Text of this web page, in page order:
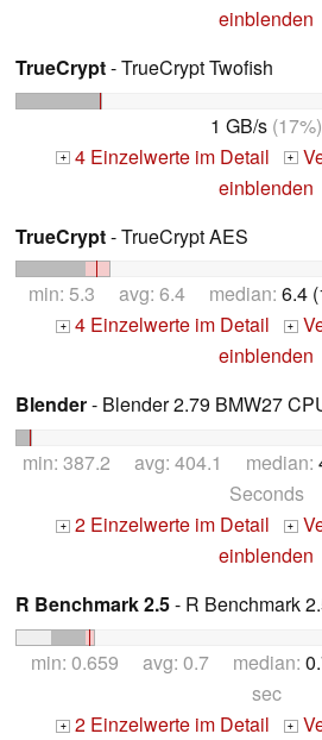
einblenden
TrueCrypt- TrueCrypt Twofish
1 GB/s (17%)
+ 4 Einzelwerte im Detail +
einblenden
TrueCrypt- TrueCrypt AES
min: 5.3 avg: 6.4 median: 6.4
+ 4 Einzelwerte im Detail +
einblenden
Blender- Blender 2.79 BMW27
min: 387.2 avg: 404.1 median:
Seconds
+ 2 Einzelwerte im Detail +
einblenden
R Benchmark 2.5- R Benchmark
min: 0.659 avg: 0.7 median:
sec
+ 2 Einzelwerte im Detail +